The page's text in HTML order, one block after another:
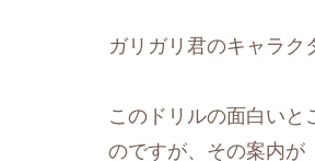
ガリガリ君のキャラク
このドリルの面白いと
のですが、その案内が